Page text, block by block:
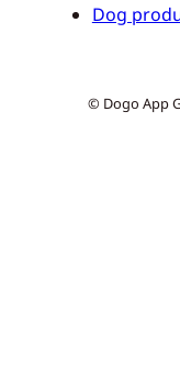
Dog
© Dogo App